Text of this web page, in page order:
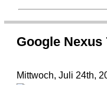
Google Nexus
Mittwoch, Juli 24th,